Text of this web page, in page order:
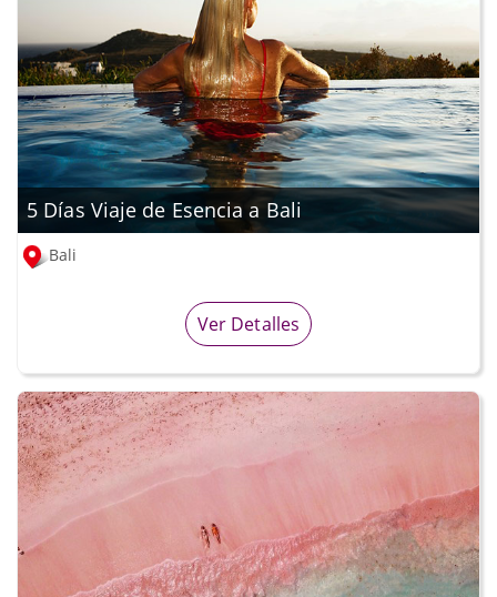
5 Días Viaje de Esencia a Bali
Bali
Ver Detalles